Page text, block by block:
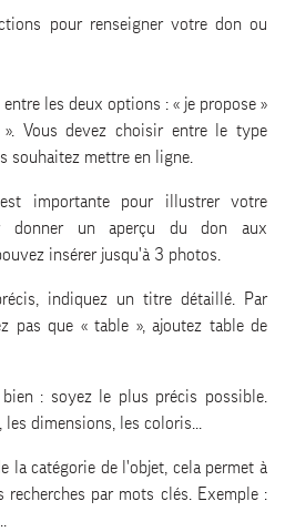
pour renseigner votre don ou
les deux options : « je propose »
Vous devez choisir entre le type
souhaitez mettre en ligne.
importante pour illustrer votre
donner un aperçu du don aux
insérer jusqu'à 3 photos.
indiquez un titre détaillé. Par
pas que « table », ajoutez table de
bien : soyez le plus précis possible.
dimensions, les coloris...
la catégorie de l'objet, cela permet à
recherches par mots clés. Exemple :